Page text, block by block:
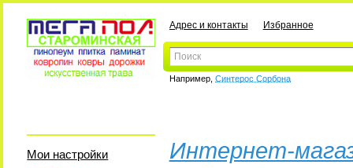
Адрес и контакты Избранное
Например, Синтерос Сорбона
Мои настройки
Интернет-